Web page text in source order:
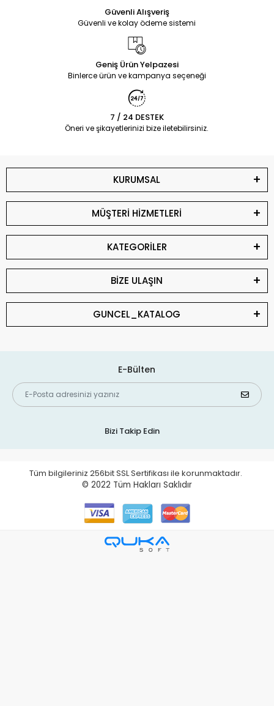
Güvenli Alışveriş
Güvenli ve kolay ödeme sistemi
Geniş Ürün Yelpazesi
Binlerce ürün ve kampanya seçeneği
7 / 24 DESTEK
Öneri ve şikayetlerinizi bize iletebilirsiniz.
KURUMSAL
MÜŞTERİ HİZMETLERİ
KATEGORİLER
BİZE ULAŞIN
GUNCEL_KATALOG
E-Bülten
Bizi Takip Edin
Tüm bilgileriniz 256bit SSL Sertifikası ile korunmaktadır.
© 2022 Tüm Hakları Saklıdır